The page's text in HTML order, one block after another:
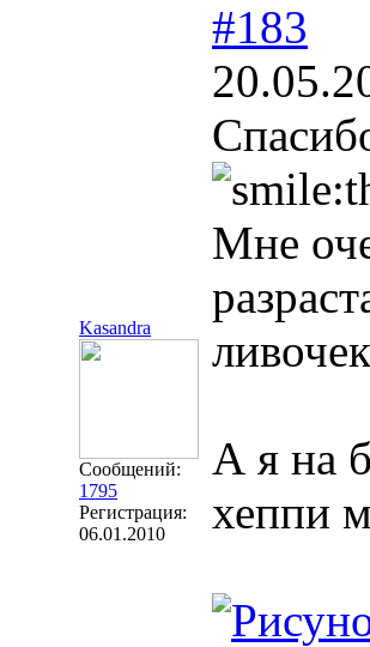
Kasandra
Сообщений:
1795
Регистрация:
06.01.2010
#183
Мне
А я на
хеппи